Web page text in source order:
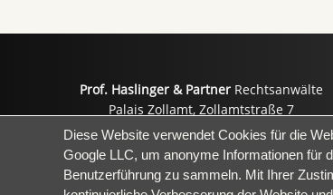
Prof. Haslinger & Partner Rechtsanwälte
Palais Zollamt, Zollamtstraße 7
A-4020 Linz
Diese Website verwendet Cookies für die
Google LLC, um anonyme Informationen für
Benutzerführung zu sammeln. Mit Ihrer